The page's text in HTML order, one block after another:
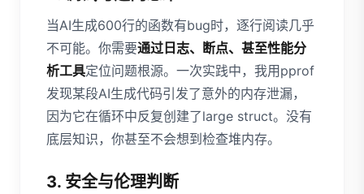
当AI生成600行的函数有bug时，逐行阅读几乎
不可能。你需要通过日志、断点、甚至性能分
析工具定位问题根源。一次实践中，我用pprof
发现某段AI生成代码引发了意外的内存泄漏，
因为它在循环中反复创建了large struct。没有
底层知识，你甚至不会想到检查堆内存。
3. 安全与伦理判断